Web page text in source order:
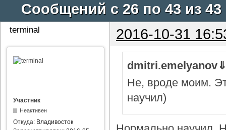
Сообщений с 26 по 43 из 43
terminal 2016-10-31
Участник
Неактивен
Откуда: Владивосток
Не, вроде моим.
научил)